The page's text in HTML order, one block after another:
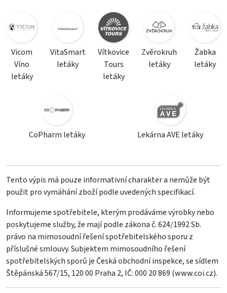
Vicom
Víno
letáky
VitaSmart
letáky
Vítkovice
Tours
letáky
Zvěrokruh
letáky
Žabka
letáky
CoPharm letáky Lekárna AVE letáky
Tento výpis má pouze informativní charakter a nemůže být
použit pro vymáhání zboží podle uvedených specifikací.
Informujeme spotřebitele, kterým prodáváme výrobky nebo
poskytujeme služby, že mají podle zákona č. 624/1992 Sb.
právo na mimosoudní řešení spotřebitelského sporu z
příslušné smlouvy. Subjektem mimosoudního řešení
spotřebitelských sporů je Česká obchodní inspekce, se sídlem
Štěpánská 567/15, 120 00 Praha 2, IČ: 000 20 869 (www.coi.cz).